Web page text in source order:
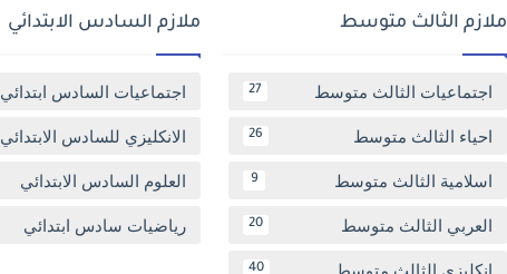
ملازم الثالث متوسط
اجتماعيات الثالث متوسط 27
احياء الثالث متوسط 26
اسلامية الثالث متوسط 9
العربي الثالث متوسط 20
انكليزي الثالث متوسط 40
ملازم السادس الابتدائي
اجتماعيات السادس ابتدائي
الانكليزي للسادس الابتدائي
العلوم السادس الابتدائي
رياضيات سادس ابتدائي